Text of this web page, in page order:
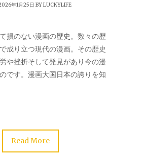
年1月25日 BYLUCKYLIFE
損のない漫画の歴史。数々の歴
成り立つ現代の漫画。その歴史
や挫折そして発見があり今の漫
です。漫画大国日本の誇りを知
Read More